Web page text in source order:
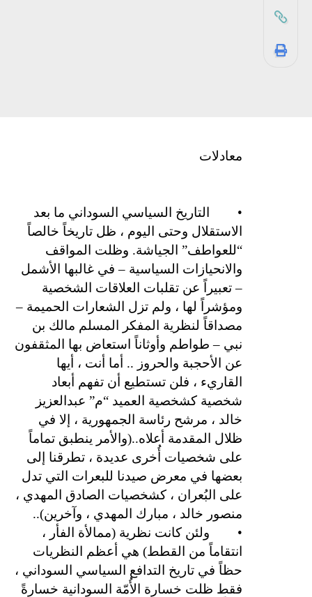
معادلات
•
التاريخ السياسي السوداني ما بعد
الاستقلال وحتى اليوم ، ظل تاريخاً خالصاً
“للعواطف” الجياشة. وظلت المواقف
والانحيازات السياسية – في غالبها الأشمل
– تعبيراً عن تقلبات العلاقات الشخصية
ومؤشراً لها ، ولم تزل الشعارات الحميمة –
مصداقاً لنظرية المفكر المسلم مالك بن
نبي – طواطم وأوثاناً استعاض بها المثقفون
عن الأحجبة والحروز .. أما أنت ، أيها
القاريء ، فلن تستطيع أن تفهم أبعاد
شخصية كشخصية العميد “م” عبدالعزيز
خالد ، مرشح رئاسة الجمهورية ، إلا في
ظلال المقدمة أعلاه..(والأمر ينطبق تماماً
على شخصيات أُخرى عديدة ، تطرقنا إلى
بعضها في معرض صيدنا للبعرات التي تدل
على البُعران ، كشخصيات الصادق المهدي ،
منصور خالد ، مبارك المهدي ، وآخرين)..
•
ولئن كانت نظرية (ممالأة الفأر ،
انتقاماً من القطط) هي أعظم النظريات
حظاً في تاريخ التدافع السياسي السوداني ،
فقط ظلت خسارة الأُمّة السودانية خسارةً